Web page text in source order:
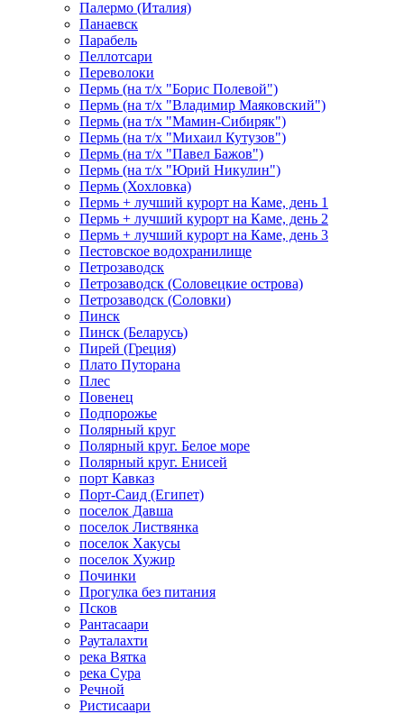
Палермо (Италия)
Панаевск
Парабель
Пеллотсари
Переволоки
Пермь (на т/х "Борис Полевой")
Пермь (на т/х "Владимир Маяковский")
Пермь (на т/х "Мамин-Сибиряк")
Пермь (на т/х "Михаил Кутузов")
Пермь (на т/х "Павел Бажов")
Пермь (на т/х "Юрий Никулин")
Пермь (Хохловка)
Пермь + лучший курорт на Каме, день 1
Пермь + лучший курорт на Каме, день 2
Пермь + лучший курорт на Каме, день 3
Пестовское водохранилище
Петрозаводск
Петрозаводск (Соловецкие острова)
Петрозаводск (Соловки)
Пинск
Пинск (Беларусь)
Пирей (Греция)
Плато Путорана
Плес
Повенец
Подпорожье
Полярный круг
Полярный круг. Белое море
Полярный круг. Енисей
порт Кавказ
Порт-Саид (Египет)
поселок Давша
поселок Листвянка
поселок Хакусы
поселок Хужир
Починки
Прогулка без питания
Псков
Рантасаари
Рауталахти
река Вятка
река Сура
Речной
Ристисаари